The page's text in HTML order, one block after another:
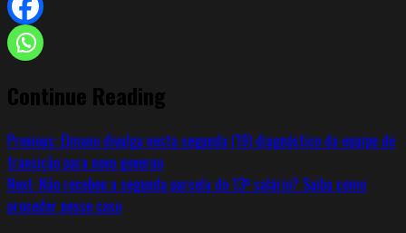
Continue Reading
Previous: Elmano divulga nesta segunda (19) diagnóstico da equipe de
transição para novo governo
Next: Não recebeu a segunda parcela do 13º salário? Saiba como
proceder nesse caso